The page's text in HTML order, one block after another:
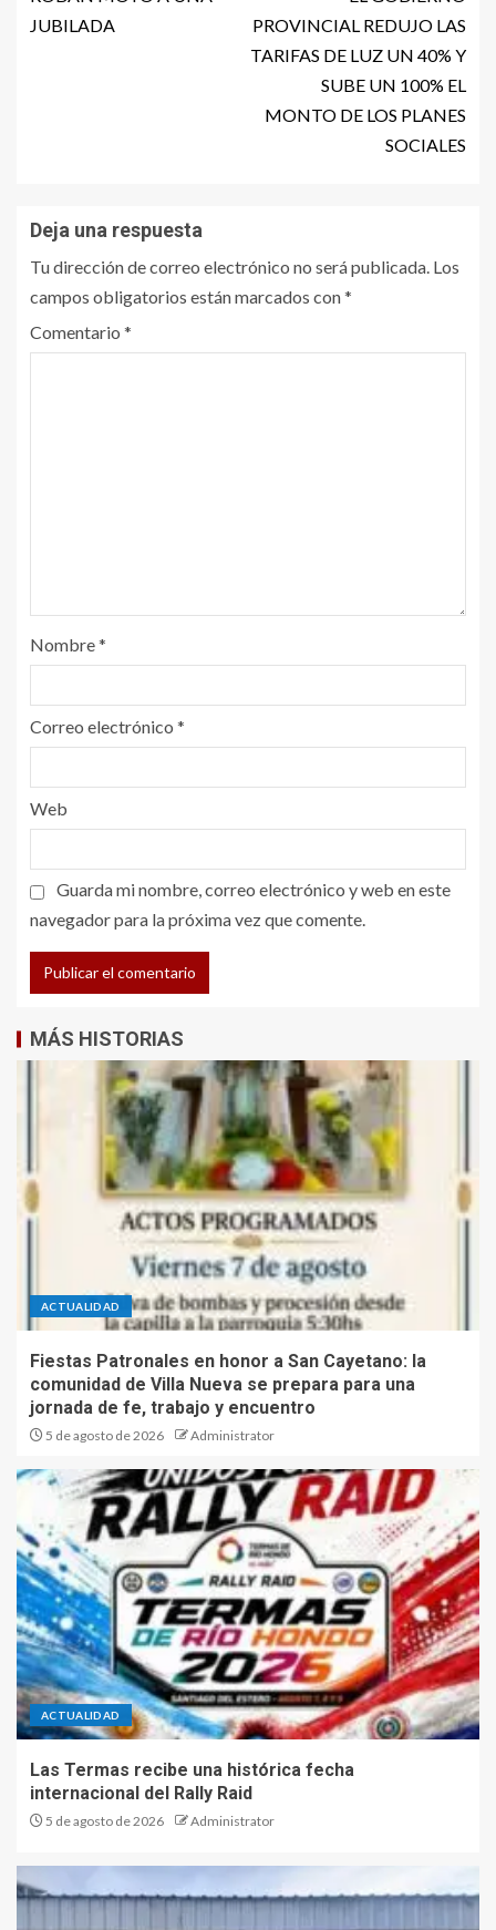
JUBILADA
PROVINCIAL REDUJO LAS
TARIFAS DE LUZ UN 40% Y
SUBE UN 100% EL
MONTO DE LOS PLANES
SOCIALES
Deja una respuesta
Tu dirección de correo electrónico no será publicada. Los
campos obligatorios están marcados con*
Comentario *
Nombre*
Correo electrónico *
Web
Guarda mi nombre, correo electrónico y web en este
navegador para la próxima vez que comente.
MÁS HISTORIAS
ACTUALIDAD
Fiestas Patronales en honor a San Cayetano: la
comunidad de Villa Nueva se prepara para una
jornada de fe, trabajo y encuentro
5 de agosto de 2026 Administrator
ACTUALIDAD
Las Termas recibe una histórica fecha
internacional del Rally Raid
5 de agosto de 2026 Administrator